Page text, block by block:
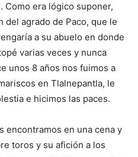
Como era lógico suponer,
del agrado de Paco, que le
a su abuelo en donde
varias veces y nunca
unos 8 años nos fuimos a
en Tlalnepantla, le
e hicimos las paces.
encontramos en una cena y
toros y su afición a los